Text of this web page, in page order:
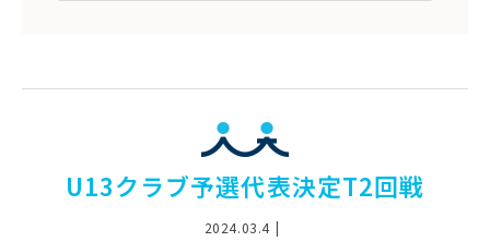
U13クラブ予選代表決定T2回戦
2024.03.4